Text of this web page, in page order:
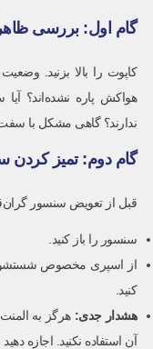
گام اول: بررسی
کاپوت را بالا بزنید.
ندارند؟ گاهی مشکل با
گام دوم: تمیز
قبل از تعویض سنسور
سنسور را باز کنید.
کنید.
هشدار جدی: هرگز به
آن استفاده نکنید. اجازه